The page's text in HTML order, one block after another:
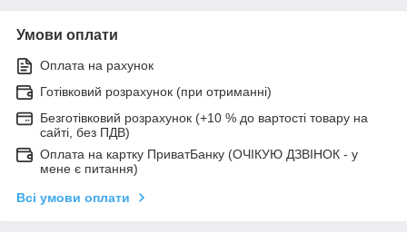
Умови оплати
Оплата на рахунок
Готівковий розрахунок (при отриманні)
Безготівковий розрахунок (+10 % до вартості товару на
сайті, без ПДВ)
Оплата на картку ПриватБанку (ОЧІКУЮ ДЗВІНОК - у
мене є питання)
Всі умови оплати